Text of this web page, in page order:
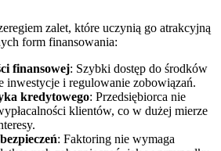
zalet, które uczynią go atrakcyjną
form finansowania:
finansowej: Szybki dostęp do środków
inwestycje i regulowanie zobowiązań.
kredytowego: Przedsiębiorca nie
klientów, co w dużej mierze
: Faktoring nie wymaga